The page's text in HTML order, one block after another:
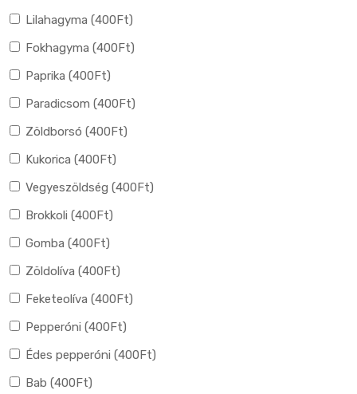
Lilahagyma (400Ft)
Fokhagyma (400Ft)
Paprika (400Ft)
Paradicsom (400Ft)
Zöldborsó (400Ft)
Kukorica (400Ft)
Vegyeszöldség (400Ft)
Brokkoli (400Ft)
Gomba (400Ft)
Zöldolíva (400Ft)
Feketeolíva (400Ft)
Pepperóni (400Ft)
Édes pepperóni (400Ft)
Bab (400Ft)